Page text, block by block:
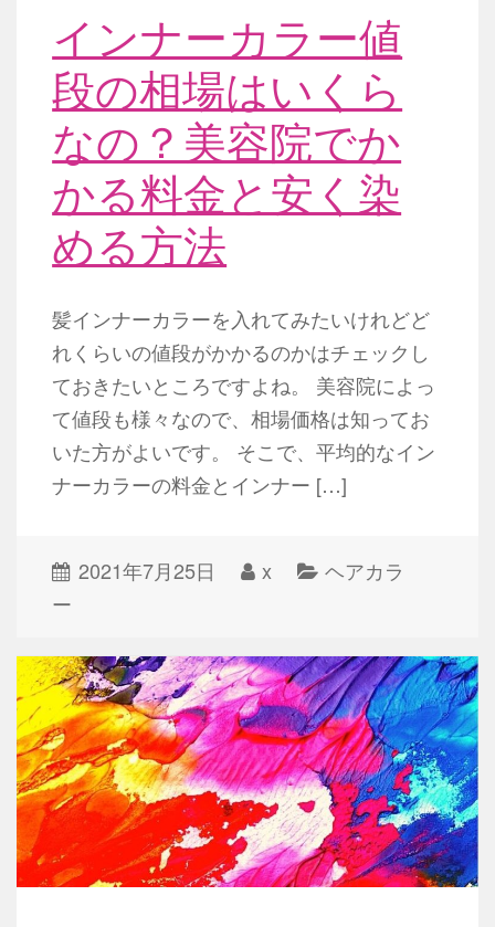
インナーカラー値
段の相場はいくら
なの？美容院でか
かる料金と安く染
める方法
髪インナーカラーを入れてみたいけれどど
れくらいの値段がかかるのかはチェックし
ておきたいところですよね。 美容院によっ
て値段も様々なので、相場価格は知ってお
いた方がよいです。 そこで、平均的なイン
ナーカラーの料金とインナー […]
2021年7月25日 x
ヘアカラ
ー